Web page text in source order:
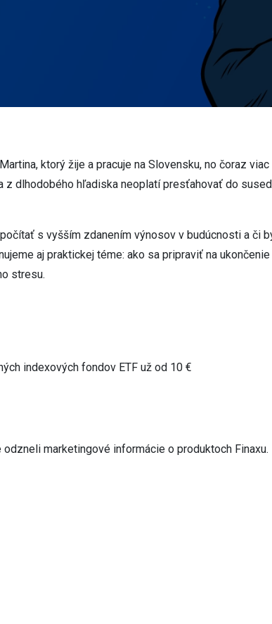
ktorý žije a pracuje na Slovensku, no čoraz
z dlhodobého hľadiska neoplatí presťahovať do
s vyšším zdanením výnosov v budúcnosti a či
aj praktickej téme: ako sa pripraviť na
stresu.
indexových fondov ETF už od 10 €
marketingové informácie o produktoch Finaxu.